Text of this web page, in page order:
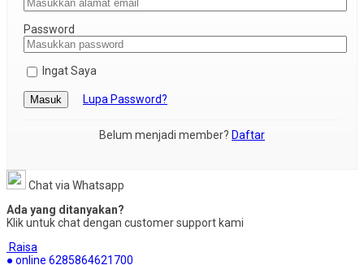
Password
Ingat Saya
Masuk Lupa Password?
Belum menjadi member? Daftar
Chat via Whatsapp
Ada yang ditanyakan?
Klik untuk chat dengan customer support kami
Raisa
● online 6285864621700